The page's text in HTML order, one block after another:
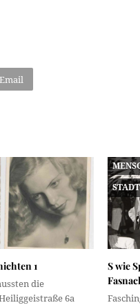
Email
1
die
6a
S wie